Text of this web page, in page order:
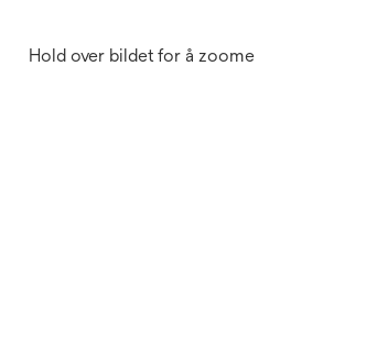
Hold over bildet for å zoome